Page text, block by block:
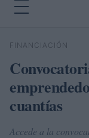
Buscar
FINANCIACIÓN
cuantías
Accede a la